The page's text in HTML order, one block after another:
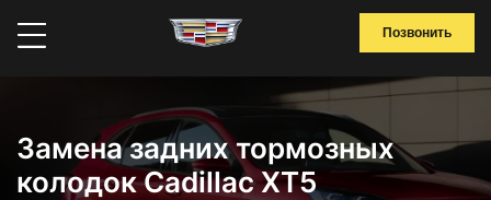
Позвонить
Замена задних тормозных
колодок Cadillac XT5